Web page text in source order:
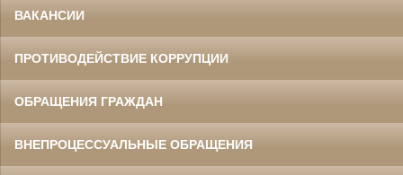
ВАКАНСИИ
ПРОТИВОДЕЙСТВИЕ КОРРУПЦИИ
ОБРАЩЕНИЯ ГРАЖДАН
ВНЕПРОЦЕССУАЛЬНЫЕ ОБРАЩЕНИЯ